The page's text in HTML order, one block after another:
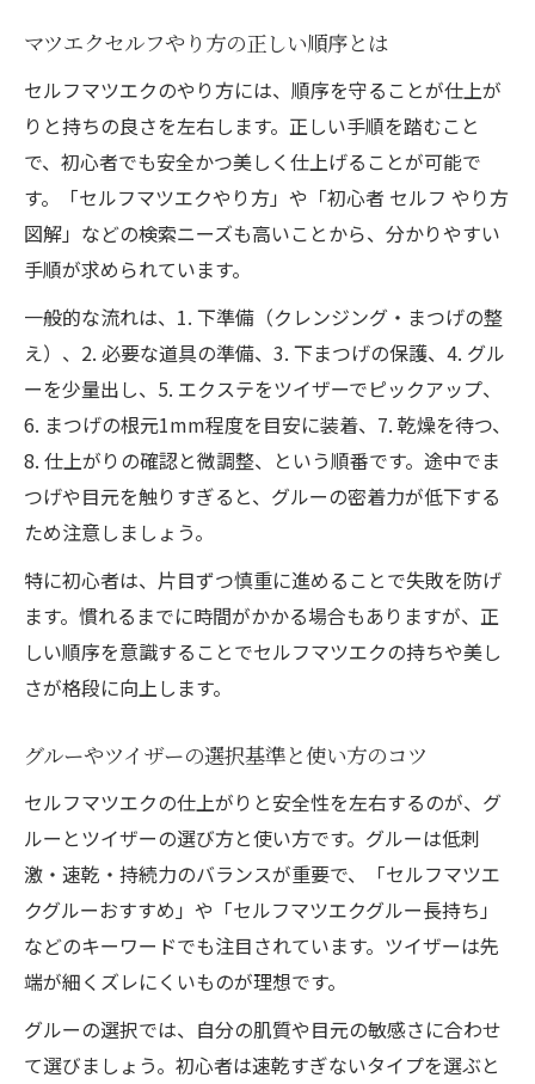
マツエクセルフやり方の正しい順序とは
セルフマツエクのやり方には、順序を守ることが仕上が
りと持ちの良さを左右します。正しい手順を踏むこと
で、初心者でも安全かつ美しく仕上げることが可能で
す。「セルフマツエクやり方」や「初心者 セルフ やり方
図解」などの検索ニーズも高いことから、分かりやすい
手順が求められています。
一般的な流れは、1. 下準備（クレンジング・まつげの整
え）、2. 必要な道具の準備、3. 下まつげの保護、4. グル
ーを少量出し、5. エクステをツイザーでピックアップ、
6. まつげの根元1mm程度を目安に装着、7. 乾燥を待つ、
8. 仕上がりの確認と微調整、という順番です。途中でま
つげや目元を触りすぎると、グルーの密着力が低下する
ため注意しましょう。
特に初心者は、片目ずつ慎重に進めることで失敗を防げ
ます。慣れるまでに時間がかかる場合もありますが、正
しい順序を意識することでセルフマツエクの持ちや美し
さが格段に向上します。
グルーやツイザーの選択基準と使い方のコツ
セルフマツエクの仕上がりと安全性を左右するのが、グ
ルーとツイザーの選び方と使い方です。グルーは低刺
激・速乾・持続力のバランスが重要で、「セルフマツエ
クグルーおすすめ」や「セルフマツエクグルー長持ち」
などのキーワードでも注目されています。ツイザーは先
端が細くズレにくいものが理想です。
グルーの選択では、自分の肌質や目元の敏感さに合わせ
て選びましょう。初心者は速乾すぎないタイプを選ぶと